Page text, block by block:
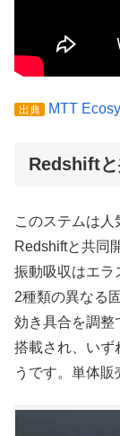
出典 MTT
Redshift
このステムは人
Redshiftと共同
振動吸収はエラ
2種類の異なる
効き具合を調整
搭載され、いず
うです。単体販